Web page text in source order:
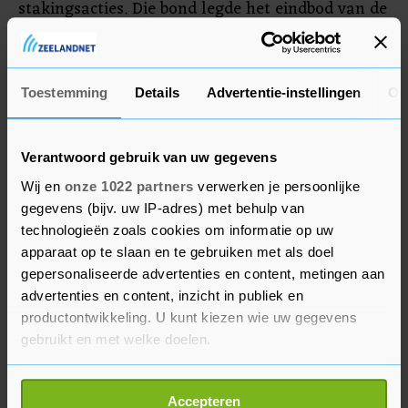
Toestemming Details Advertentie-instellingen
Verantwoord gebruik van uw gegevens
Wij en onze 1022 partners verwerken je persoonlijke
gegevens (bijv. uw IP-adres) met behulp van
technologieën zoals cookies om informatie op uw
apparaat op te slaan en te gebruiken met als doel
gepersonaliseerde advertenties en content, metingen aan
advertenties en content, inzicht in publiek en
productontwikkeling. U kunt kiezen wie uw gegevens
gebruikt en met welke doelen.
Als u het toestaat, willen we ook graag:
Accepteren
stakingsacties. Die bond legde het eindbod van de
werkgevers in februari neutraal voor aan de
leden. Die hebben het volgens de bond met een
tweederdemeerderheid geaccepteerd.